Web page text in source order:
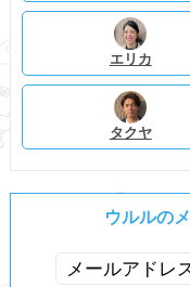
エリカ
タクヤ
ウルルの